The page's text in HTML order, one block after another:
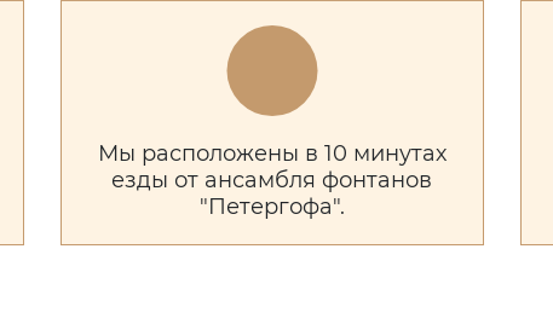
Мы расположены в 10 минутах
езды от ансамбля фонтанов
"Петергофа".